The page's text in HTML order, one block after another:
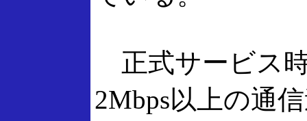
正式サービス
2Mbps以上の通